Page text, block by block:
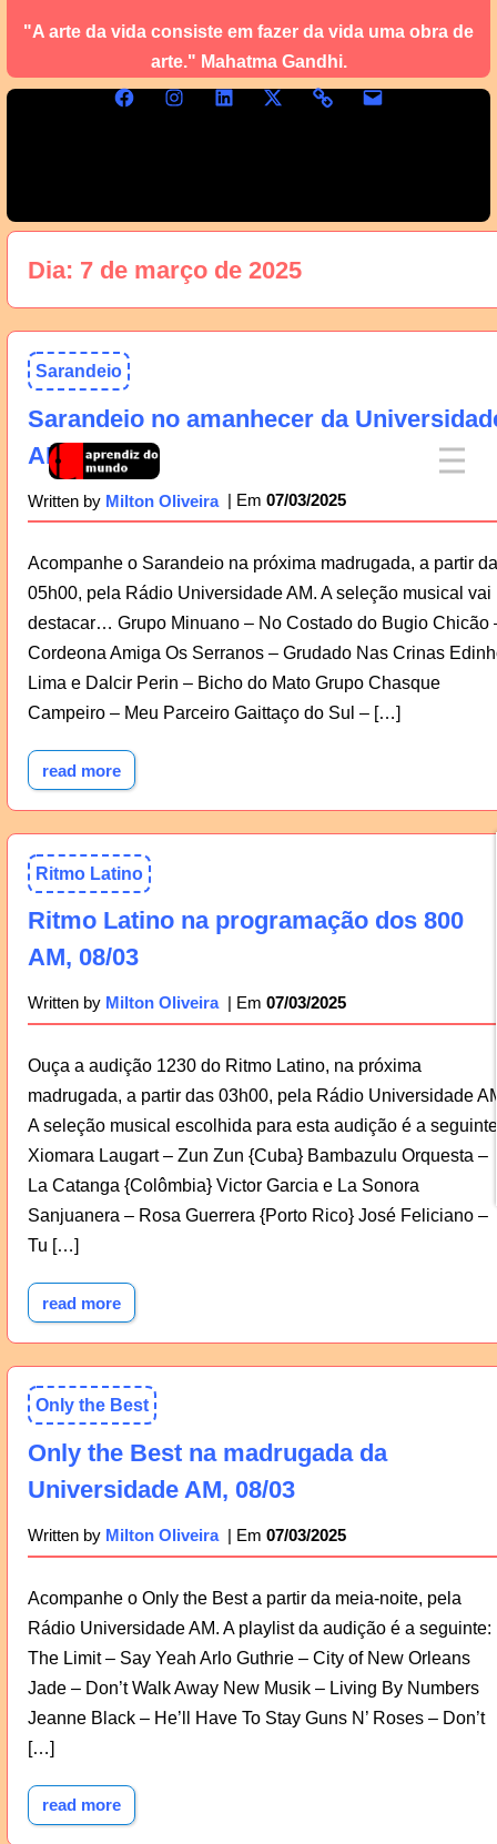
"A arte da vida consiste em fazer da vida uma obra de
arte." Mahatma Gandhi.
Dia: 7 de março de 2025
Sarandeio
Sarandeio no amanhecer da
AM, 08/03
Written by Milton Oliveira 07/03/2025
Acompanhe o Sarandeio na próxima madrugada, a partir
05h00, pela Rádio Universidade AM. A seleção musical vai
destacar… Grupo Minuano – No Costado do Bugio Chicão
Cordeona Amiga Os Serranos – Grudado Nas Crinas
Lima e Dalcir Perin – Bicho do Mato Grupo Chasque
Campeiro – Meu Parceiro Gaittaço do Sul – […]
read more
Ritmo Latino
Ritmo Latino na programação dos 800
AM, 08/03
Written by Milton Oliveira 07/03/2025
Ouça a audição 1230 do Ritmo Latino, na próxima
madrugada, a partir das 03h00, pela Rádio Universidade
A seleção musical escolhida para esta audição é a
Xiomara Laugart – Zun Zun {Cuba} Bambazulu Orquesta –
La Catanga {Colômbia} Victor Garcia e La Sonora
Sanjuanera – Rosa Guerrera {Porto Rico} José Feliciano –
Tu […]
read more
Only the Best
Only the Best na madrugada da
Universidade AM, 08/03
Written by Milton Oliveira 07/03/2025
Acompanhe o Only the Best a partir da meia-noite, pela
Rádio Universidade AM. A playlist da audição é a seguinte:
The Limit – Say Yeah Arlo Guthrie – City of New Orleans
Jade – Don’t Walk Away New Musik – Living By Numbers
Jeanne Black – He’ll Have To Stay Guns N’ Roses – Don’t
[…]
read more